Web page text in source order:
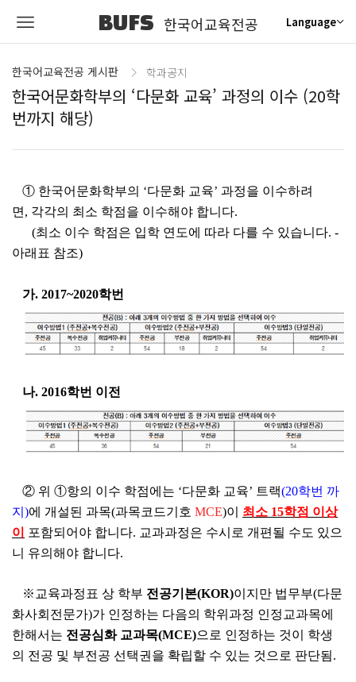
BUFS 한국어교육전공 Language
한국어교육전공 게시판 학과공지
한국어문화학부의 ‘다문화 교육’ 과정의 이수 (20학
번까지 해당)
① 한국어문화학부의 ‘다문화 교육’과정을 이수하려
면 , 각각의 최소 학점을 이수해야 합니다.
(최소 이수 학점은 입학 연도에 따라 다를 수 있습니다. -
아래표 참조)
가. 2017~2020학번
나. 2016학번 이전
② 위①항의 이수 학점에는 ‘다문화 교육’ 트랙(20학번 까
지 )에 개설된 과목(과목코드기호 MCE)이 최소 15학점 이상
이
포함되어야 합니다. 교과과정은 수시로 개편될 수도 있으
니 유의해야 합니다.
※ 교육과정표 상 학부 전공기본(KOR)이지만 법무부(다문
화사회전문가)가 인정하는 다음의 학위과정 인정교과목에
한해서는 전공심화 교과목(MCE)으로 인정하는 것이 학생
의 전공 및 부전공 선택권을 확립할 수 있는 것으로 판단됨.